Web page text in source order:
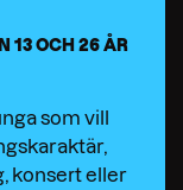
13 OCH 26 ÅR
som vill
konsert eller